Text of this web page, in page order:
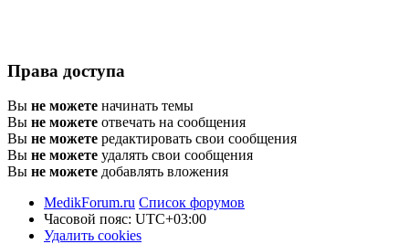
Права доступа
Вы не можете начинать темы
Вы не можете отвечать на сообщения
Вы не можете редактировать свои сообщения
Вы не можете удалять свои сообщения
Вы не можете добавлять вложения
MedikForum.ru Список форумов
Часовой пояс: UTC+03:00
Удалить cookies